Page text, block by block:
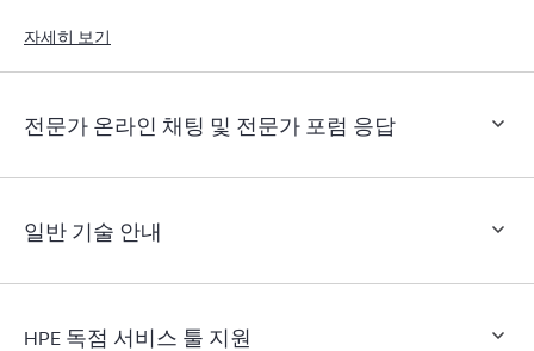
자세히 보기
전문가 온라인 채팅 및 전문가 포럼 응답
일반 기술 안내
HPE 독점 서비스 툴 지원